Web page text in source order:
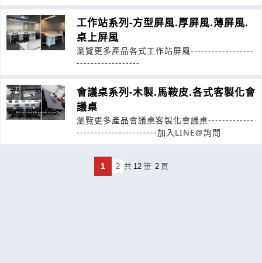
工作站系列-方型屏風.厚屏風.薄屏風.
桌上屏風
瀏覽更多產品各式工作站屏風------------------
------------------
會議桌系列-木製.馬鞍皮.各式客製化會
議桌
瀏覽更多產品會議桌客製化會議桌-------------
-----------------------加入LINE@詢問
1 2 共 12 筆 2 頁